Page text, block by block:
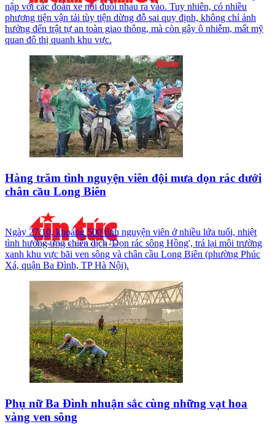
nập với các đoàn xe nối đuôi nhau ra vào. Tuy nhiên, có nhiều
phương tiện vận tải tùy tiện dừng đỗ sai quy định, không chỉ ảnh
hưởng đến trật tự an toàn giao thông, mà còn gây ô nhiễm, mất mỹ
quan đô thị quanh khu vực.
Hàng trăm tình nguyện viên đội mưa dọn rác dưới
chân cầu Long Biên
Ngày 27/10, khoảng 500 tình nguyện viên ở nhiều lứa tuổi, nhiệt
tình hưởng ứng chiến dịch 'Dọn rác sông Hồng', trả lại môi trường
xanh khu vực bãi ven sông và chân cầu Long Biên (phường Phúc
Xá, quận Ba Đình, TP Hà Nội).
Phụ nữ Ba Đình nhuận sắc cùng những vạt hoa
vàng ven sông